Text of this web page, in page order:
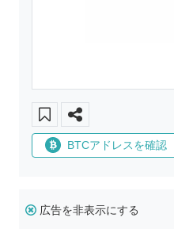
BTCアドレスを確認
広告を非表示にする